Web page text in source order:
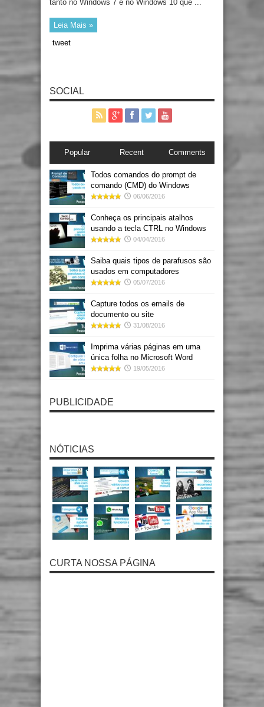
tanto no Windows 7 e no Windows 10 que ...
Leia Mais »
tweet
SOCIAL
Popular Recent Comments
Todos comandos do prompt de
comando (CMD) do Windows
06/06/2016
Conheça os principais atalhos
usando a tecla CTRL no Windows
04/04/2016
Saiba quais tipos de parafusos são
usados em computadores
05/07/2016
Capture todos os emails de
documento ou site
31/08/2016
Imprima várias páginas em uma
única folha no Microsoft Word
19/05/2016
PUBLICIDADE
NÓTICIAS
CURTA NOSSA PÁGINA